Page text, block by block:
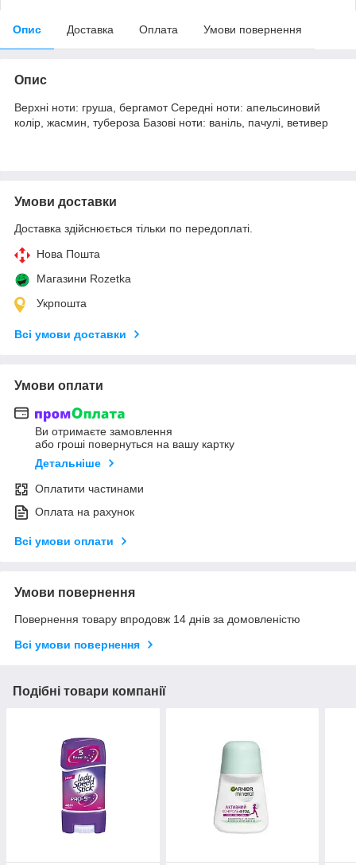
Опис Доставка Оплата Умови повернення
Опис
Верхні ноти: груша, бергамот Середні ноти: апельсиновий
колір, жасмин, тубероза Базові ноти: ваніль, пачулі, ветивер
Умови доставки
Доставка здійснюється тільки по передоплаті.
Нова Пошта
Магазини Rozetka
Укрпошта
Всі умови доставки
Умови оплати
Ви отримаєте замовлення
або гроші повернуться на вашу картку
Детальніше
Оплатити частинами
Оплата на рахунок
Всі умови оплати
Умови повернення
Повернення товару впродовж 14 днів за домовленістю
Всі умови повернення
Подібні товари компанії